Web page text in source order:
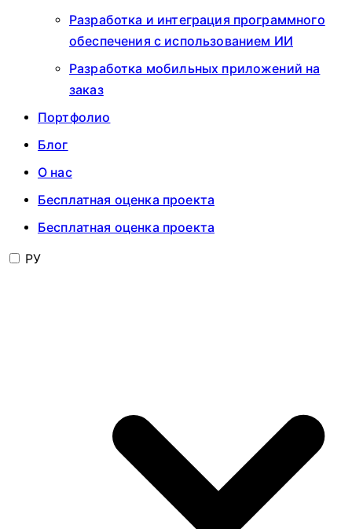
Разработка и интеграция программного
обеспечения с использованием ИИ
Разработка мобильных приложений на
заказ
Портфолио
Блог
О нас
Бесплатная оценка проекта
Бесплатная оценка проекта
РУ